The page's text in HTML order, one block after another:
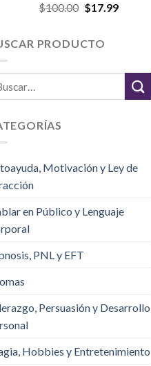
$100.00 $17.99
PRODUCTO
Motivación y Ley de
en Público y Lenguaje
PNL y EFT
Persuasión y Desarrollo
Hobbies y Entretenimiento